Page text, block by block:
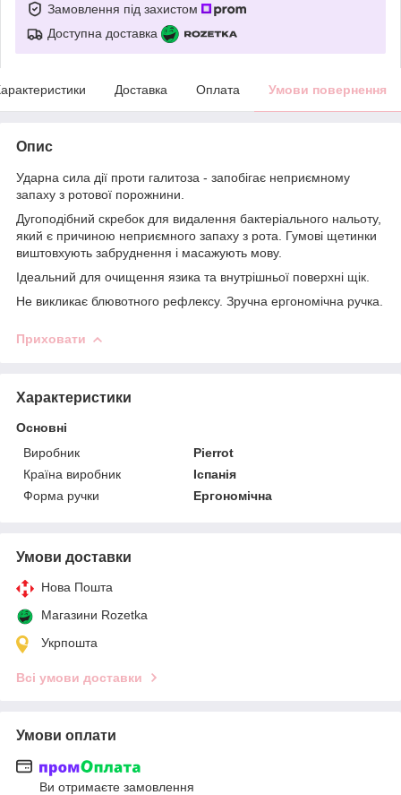
Замовлення під захистом
Доступна доставка
Доставка Оплата Умови повернення
Опис
Ударна сила дії проти галитоза - запобігає неприємному
запаху з ротової порожнини.
Дугоподібний скребок для видалення бактеріального нальоту,
який є причиною неприємного запаху з рота. Гумові щетинки
виштовхують забруднення і масажують мову.
Ідеальний для очищення язика та внутрішньої поверхні щік.
Не викликає блювотного рефлексу. Зручна ергономічна ручка.
Приховати
Характеристики
Основні
Виробник
Pierrot
Країна виробник
Іспанія
Форма ручки
Ергономічна
Умови доставки
Нова Пошта
Магазини Rozetka
Укрпошта
Всі умови доставки
Умови оплати
Ви отримаєте замовлення